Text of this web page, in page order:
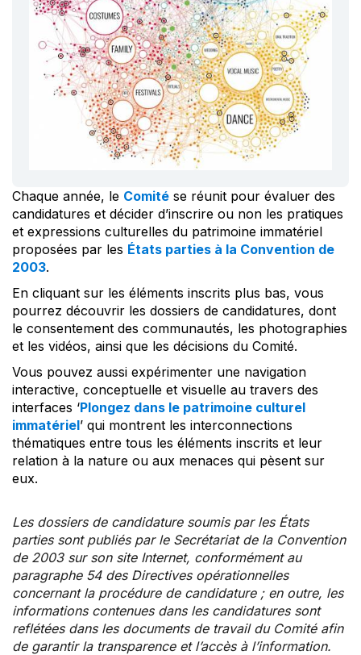
Chaque année, le Comité se réunit pour évaluer des
candidatures et décider d’inscrire ou non les pratiques
et expressions culturelles du patrimoine immatériel
proposées par les États parties à la Convention de
2003.
En cliquant sur les éléments inscrits plus bas, vous
pourrez découvrir les dossiers de candidatures, dont
le consentement des communautés, les photographies
et les vidéos, ainsi que les décisions du Comité.
Vous pouvez aussi expérimenter une navigation
interactive, conceptuelle et visuelle au travers des
interfaces ‘Plongez dans le patrimoine culturel
immatériel’ qui montrent les interconnections
thématiques entre tous les éléments inscrits et leur
relation à la nature ou aux menaces qui pèsent sur
eux.
Les dossiers de candidature soumis par les États
parties sont publiés par le Secrétariat de la Convention
de 2003 sur son site Internet, conformément au
paragraphe 54 des Directives opérationnelles
concernant la procédure de candidature ; en outre, les
informations contenues dans les candidatures sont
reflétées dans les documents de travail du Comité afin
de garantir la transparence et l’accès à l’information.